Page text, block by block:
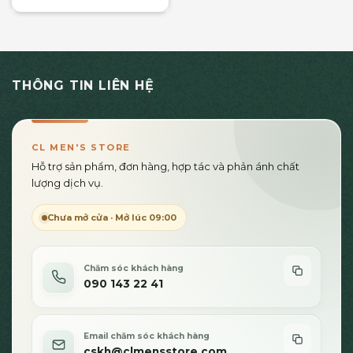
THÔNG TIN LIÊN HỆ
CL MEN'S STORE
Hỗ trợ sản phẩm, đơn hàng, hợp tác và phản ánh chất
lượng dịch vụ.
Chưa mở cửa · Mở lúc 09:00
Chăm sóc khách hàng
090 143 22 41
Email chăm sóc khách hàng